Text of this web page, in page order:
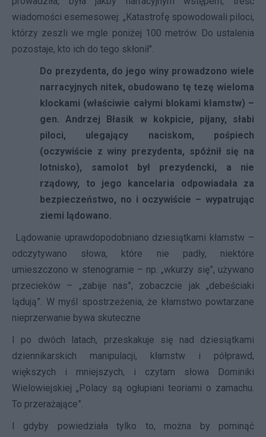
wiadomości esemesowej: „Katastrofę spowodowali piloci,
którzy zeszli we mgle poniżej 100 metrów. Do ustalenia
pozostaje, kto ich do tego skłonił".
Do prezydenta, do jego winy prowadzono wiele
narracyjnych nitek, obudowano tę tezę wieloma
klockami (właściwie całymi blokami kłamstw) –
gen. Andrzej Błasik w kokpicie, pijany, słabi
piloci, ulegający naciskom, pośpiech
(oczywiście z winy prezydenta, spóźnił się na
lotnisko), samolot był prezydencki, a nie
rządowy, to jego kancelaria odpowiadała za
bezpieczeństwo, no i oczywiście – wypatrując
ziemi lądowano.
Lądowanie uprawdopodobniano dziesiątkami kłamstw –
odczytywano słowa, które nie padły, niektóre
umieszczono w stenogramie – np. „wkurzy się”, używano
przecieków – „zabije nas”, zobaczcie jak „debeściaki
lądują”. W myśl spostrzeżenia, że kłamstwo powtarzane
nieprzerwanie bywa skuteczne
I po dwóch latach, przeskakuje się nad dziesiątkami
dziennikarskich manipulacji, kłamstw i półprawd,
większych i mniejszych, i czytam słowa Dominiki
Wielowiejskiej „Polacy są ogłupiani teoriami o zamachu.
To przerażające”.
I gdyby powiedziała tylko to, można by pominąć